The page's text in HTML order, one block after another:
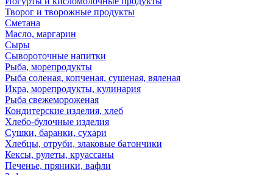
Творог и творожные продукты
Сметана
Масло, маргарин
Сыры
Сывороточные напитки
Рыба, морепродукты
Рыба соленая, копченая, сушеная, вяленая
Икра, морепродукты, кулинария
Рыба свежемороженая
Кондитерские изделия, хлеб
Хлебо-булочные изделия
Сушки, баранки, сухари
Хлебцы, отруби, злаковые батончики
Кексы, рулеты, круассаны
Печенье, пряники, вафли